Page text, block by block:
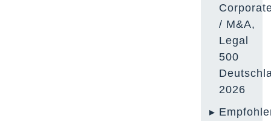
/ M&A,
Legal
500
2026